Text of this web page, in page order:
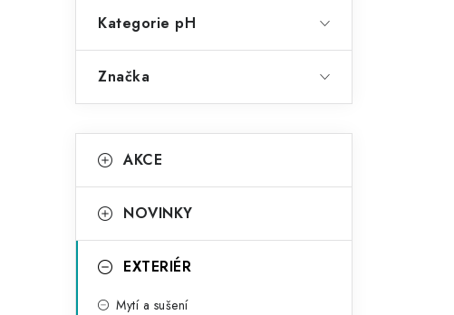
Kategorie pH
Značka
kategorie
a
e
AKCE
NOVINKY
EXTERIÉR
Mytí a sušení